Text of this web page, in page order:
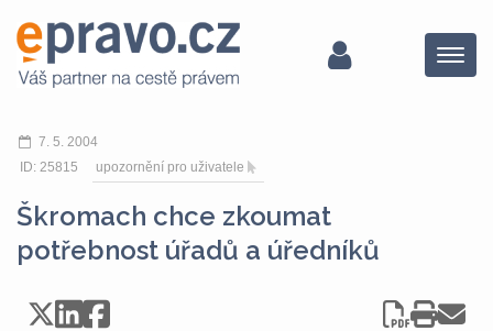
Menu
7. 5. 2004
ID: 25815
upozornění pro uživatele
Škromach chce zkoumat
potřebnost úřadů a úředníků